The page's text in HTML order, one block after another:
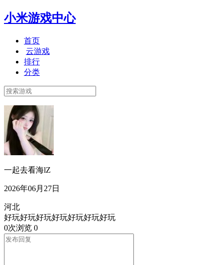
小米游戏中心
首页
云游戏
排行
分类
一起去看海lZ
2026年06月27日
河北
好玩好玩好玩好玩好玩好玩好玩
0次浏览 0